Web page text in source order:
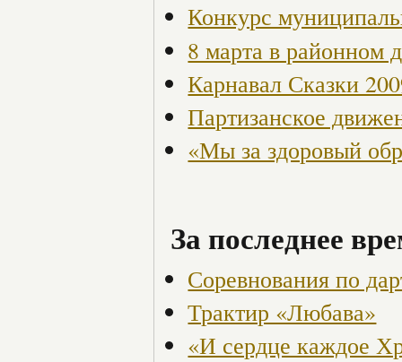
Конкурс
8 марта в районном
Карнавал Сказки
Партизанское
«Мы за здоровый
За последнее
Соревнования по
Трактир «Любава»
«И сердце каждое